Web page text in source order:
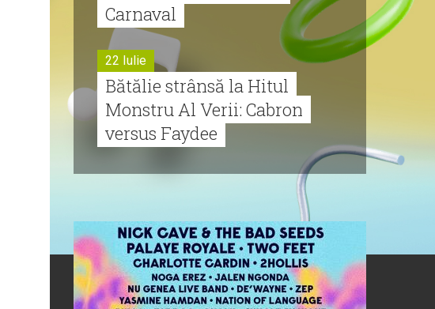
Carnaval
22 Iulie
Bătălie strânsă la Hitul
Monstru Al Verii: Cabron
versus Faydee
Cabron vine cu Hitul
Monstru al Verii
20 Iulie